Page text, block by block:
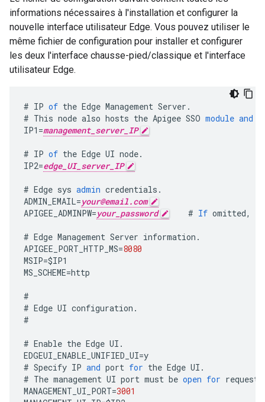
informations nécessaires à l'installation et configurer la
nouvelle interface utilisateur Edge. Vous pouvez utiliser le
même fichier de configuration pour installer et configurer
les deux l'interface chausse-pied/classique et l'interface
utilisateur Edge.
# IP of the Edge Management Server .
# This node also hosts the Apigee SSO module and
IP1 =management_server_IP
# IP of the Edge UI node.
IP2=edge_UI_server_IP
# Edge sys admin credentials .
ADMIN_EMAIL=your@email.com
APIGEE_ADMINPW=your_password # If omitted,
# Edge Management Server information .
APIGEE_PORT_HTTP_MS=8080
MSIP=$IP1
MS_SCHEME=http
#
# Edge UI configuration .
#
# Enable the Edge UI .
EDGEUI_ENABLE_UNIFIED_UI=y
# Specify IP and port for the Edge UI .
# The management UI port must be open for requests
MANAGEMENT_UI_PORT=3001